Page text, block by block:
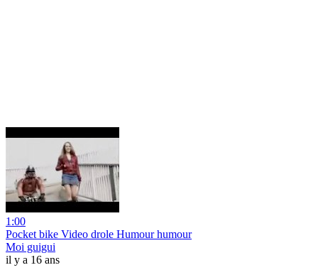
1:00
Pocket bike Video drole Humour humour
Moi guigui
il y a 16 ans